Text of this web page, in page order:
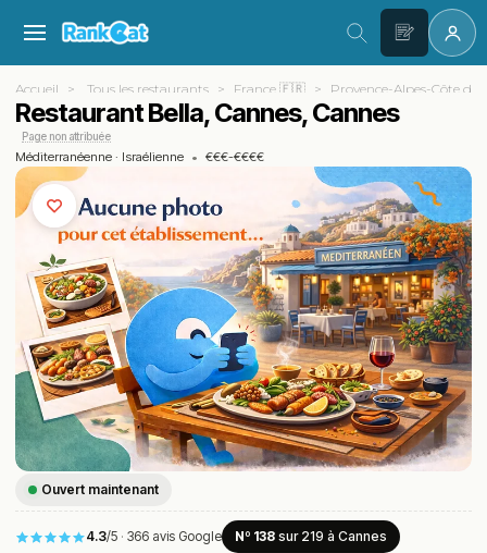
Accueil Tous les restaurants France 🇫🇷 Provence-Alpes-Côte
Restaurant Bella, Cannes, Cannes
Page non attribuée
Méditerranéenne · Israélienne • €€€-€€€€
Ouvert maintenant
4.3/5 · 366 avis Google Nº 138 sur 219 à Cannes